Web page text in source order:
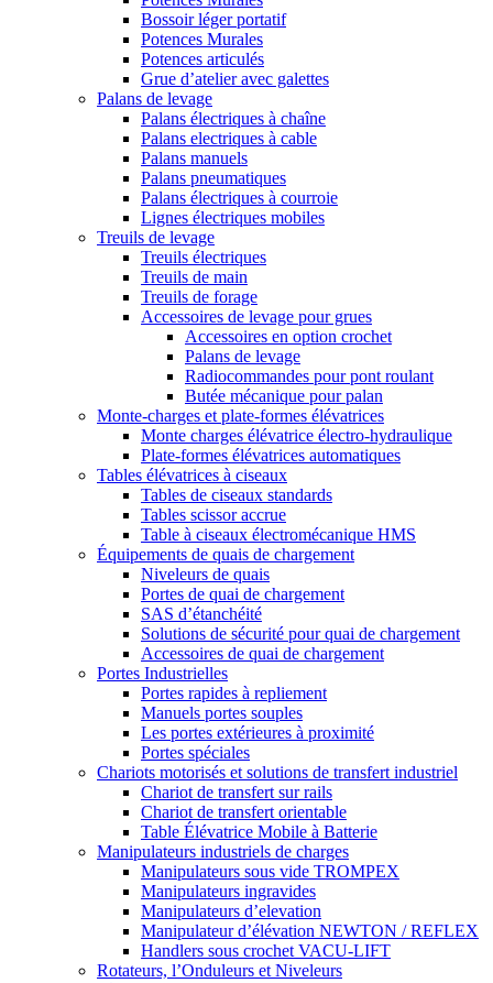
Bossoir léger portatif
Potences Murales
Potences articulés
Grue d’atelier avec galettes
Palans de levage
Palans électriques à chaîne
Palans electriques à cable
Palans manuels
Palans pneumatiques
Palans électriques à courroie
Lignes électriques mobiles
Treuils de levage
Treuils électriques
Treuils de main
Treuils de forage
Accessoires de levage pour grues
Accessoires en option crochet
Palans de levage
Radiocommandes pour pont roulant
Butée mécanique pour palan
Monte-charges et plate-formes élévatrices
Monte charges élévatrice électro-hydraulique
Plate-formes élévatrices automatiques
Tables élévatrices à ciseaux
Tables de ciseaux standards
Tables scissor accrue
Table à ciseaux électromécanique HMS
Équipements de quais de chargement
Niveleurs de quais
Portes de quai de chargement
SAS d’étanchéité
Solutions de sécurité pour quai de chargement
Accessoires de quai de chargement
Portes Industrielles
Portes rapides à repliement
Manuels portes souples
Les portes extérieures à proximité
Portes spéciales
Chariots motorisés et solutions de transfert industriel
Chariot de transfert sur rails
Chariot de transfert orientable
Table Élévatrice Mobile à Batterie
Manipulateurs industriels de charges
Manipulateurs sous vide TROMPEX
Manipulateurs ingravides
Manipulateurs d’elevation
Manipulateur d’élévation NEWTON / REFLEX
Handlers sous crochet VACU-LIFT
Rotateurs, l’Onduleurs et Niveleurs